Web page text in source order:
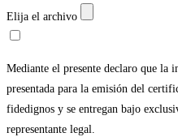
Elija el archivo
Mediante el presente declaro que la
presentada para la emisión del
fidedignos y se entregan bajo
representante legal.